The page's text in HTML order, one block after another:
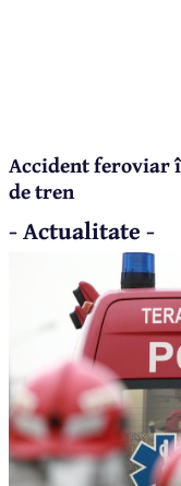
Accident feroviar
de tren
- Actualitate -